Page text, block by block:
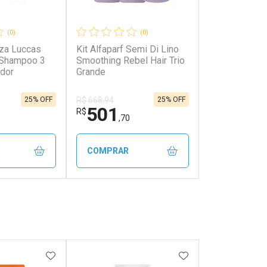
(0)
Luccas
3
25% OFF
(0)
Kit Alfaparf Semi Di Lino
Smoothing Rebel Hair Trio
Grande
R$ 668,94
R$501 ,70
25% OFF
COMPRAR
ADICIONAR AOS FAVORITOSADICIONAR AOS